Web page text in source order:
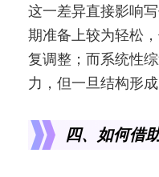
这一差异直接影响
期准备上较为轻松
复调整；而系统性
力，但一旦结构形
四、如何借